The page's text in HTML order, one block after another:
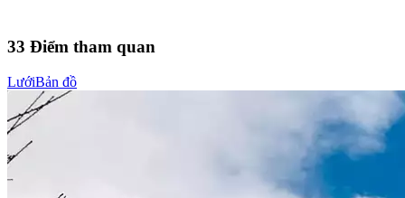
33 Điểm tham quan
LướiBản đồ